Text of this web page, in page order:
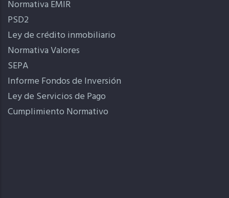
Normativa EMIR
PSD2
Ley de crédito inmobiliario
Normativa Valores
SEPA
Informe Fondos de Inversión
Ley de Servicios de Pago
Cumplimiento Normativo